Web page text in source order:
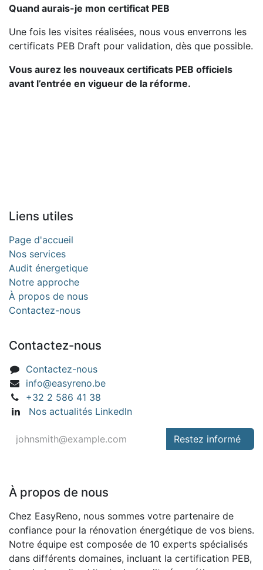
Quand aurais-je mon certificat PEB
Une fois les visites réalisées, nous vous enverrons les
certificats PEB Draft pour validation, dès que possible.
Vous aurez les nouveaux certificats PEB officiels
avant l’entrée en vigueur de la réforme.
Liens utiles
Page d'accueil
Nos services
Audit énergetique
Notre approche
À propos de nous
Contactez-nous
Contactez-nous
Contactez-nous
info@easyreno.be
+32 2 586 41 38
Nos actualités Linkedln
Restez informé
À propos de nous
Chez EasyReno, nous sommes votre partenaire de
confiance pour la rénovation énergétique de vos biens.
Notre équipe est composée de 10 experts spécialisés
dans différents domaines, incluant la certification PEB,